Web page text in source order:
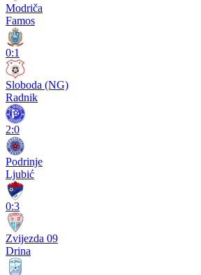
Modriča
Famos
0:1
Sloboda (NG)
Radnik
2:0
Podrinje
Ljubić
0:3
Zvijezda 09
Drina